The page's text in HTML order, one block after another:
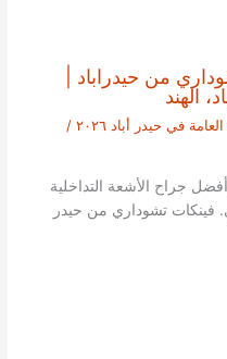
من حيدراباد |
الهند
في حيدر أباد ٢٠٢٦
/
جراح الأشعة التداخلية
فينكات تشوداري من حيدر